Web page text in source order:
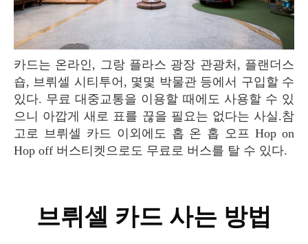
카드는 온라인, 그랑 플라스 광장 관광처, 플랜더스
숍, 브뤼셀 시티투어, 몇몇 박물관 등에서 구입할 수
있다. 무료 대중교통을 이용할 때에도 사용할 수 있
으니 아깝게 새로 표를 끊을 필요는 없다는 사실.참
고로 브뤼셀 카드 이외에도 홉 온 홉 오프 Hop on
Hop off 버스티켓으로도 무료로 버스를 탈 수 있다.
브뤼셀 카드 사는 방법